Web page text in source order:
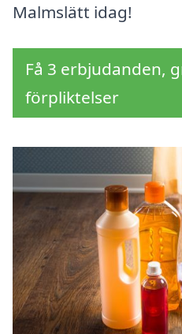
Malmslätt idag!
Få 3 erbjudanden,
förpliktelser